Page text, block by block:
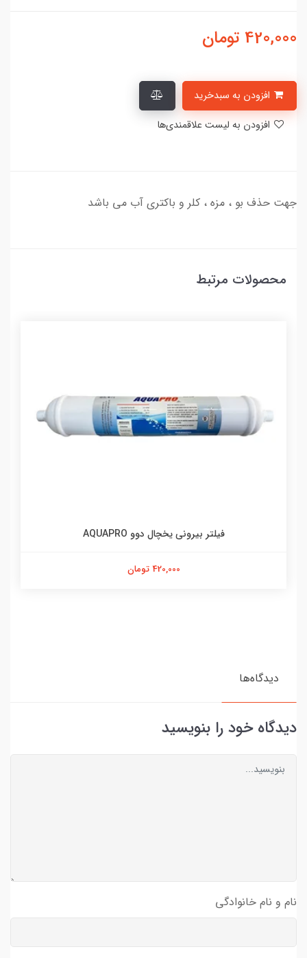
420,000 تومان
جهت حذف بو ، مزه ، کلر و باکتری آب می باشد
محصولات مرتبط
فیلتر بیرونی یخچال دوو AQUAPRO
420,000 تومان
دیدگاه‌ها
دیدگاه خود را بنویسید
نام و نام خانوادگی